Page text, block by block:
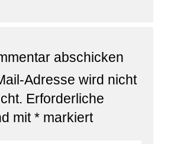
abschicken
Adresse wird nicht
Erforderliche
mit*markiert